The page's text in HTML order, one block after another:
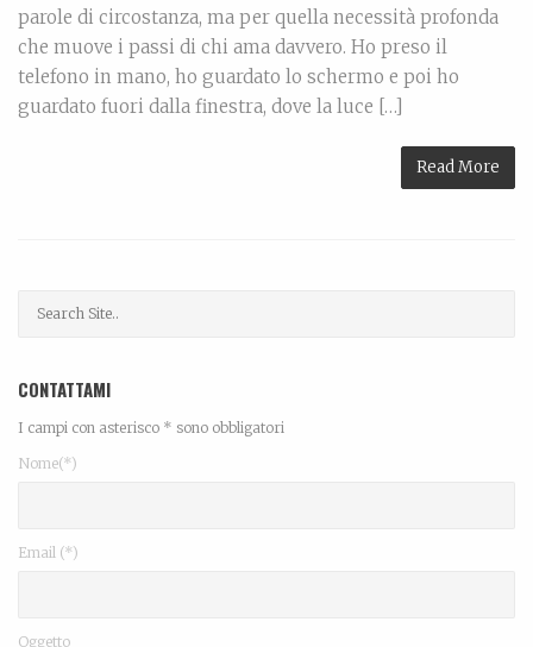
parole di circostanza, ma per quella necessità profonda
che muove i passi di chi ama davvero. Ho preso il
telefono in mano, ho guardato lo schermo e poi ho
guardato fuori dalla finestra, dove la luce […]
Read More
CONTATTAMI
I campi con asterisco * sono obbligatori
Nome(*)
Email (*)
Oggetto